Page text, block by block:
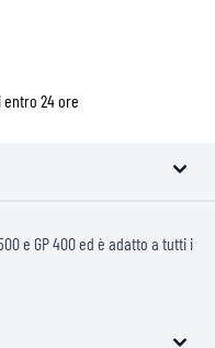
24 ore
e GP 400 ed è adatto a tutti i